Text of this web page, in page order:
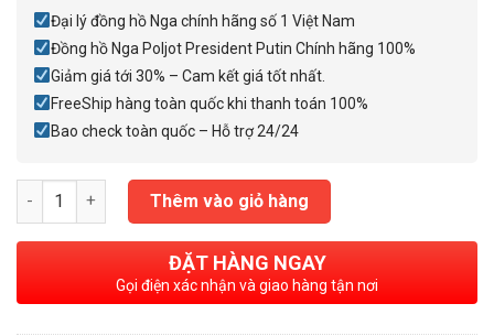
là:
9.500.000₫.
tại
là:
9.200.000₫.
Đại lý đồng hồ Nga chính hãng số 1 Việt Nam
Đồng hồ Nga Poljot President Putin Chính hãng 100%
Giảm giá tới 30% – Cam kết giá tốt nhất.
FreeShip hàng toàn quốc khi thanh toán 100%
Bao check toàn quốc – Hỗ trợ 24/24
Đồng Hồ Nga Poljot President Putin Gold Black số lượng
Thêm vào giỏ hàng
ĐẶT HÀNG NGAY
Gọi điện xác nhận và giao hàng tận nơi